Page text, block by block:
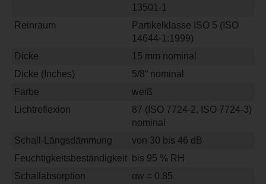
13501-1
Reinraum
Partikelklasse ISO 5 (ISO
14644-1:1999)
Dicke
15 mm nominal
Dicke (Inches)
5/8“ nominal
Farbe
weiß
Lichtreflexion
87 (ISO 7724-2, ISO 7724-3)
nominal
Schall-Längsdämmung
von 30 bis 46 dB
Feuchtigkeitsbeständigkeit
bis 95 % RH
Schallabsorption
αw = 0.85